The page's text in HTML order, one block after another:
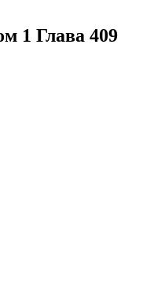
1 Глава 409